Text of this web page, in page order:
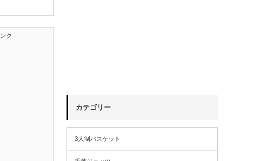
ク
カテゴリー
3人制バスケット